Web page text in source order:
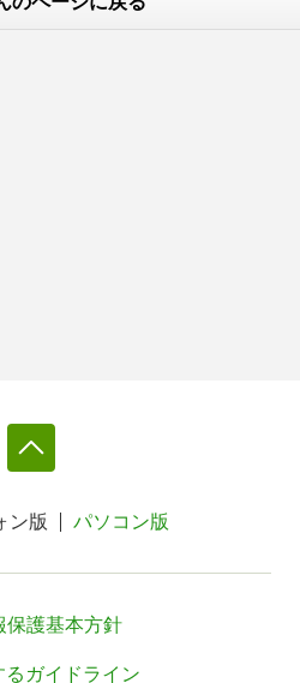
ン版 パソコン版
保護基本方針
ガイドライン